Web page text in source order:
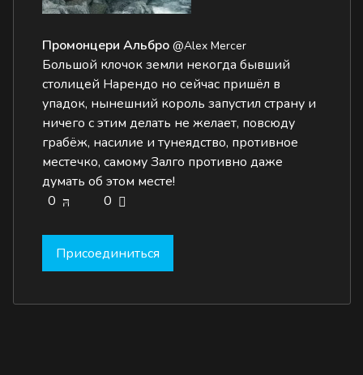
Промонцери Альбро @Alex Mercer
Большой клочок земли некогда бывший
столицей Нарендо но сейчас пришёл в
упадок, нынешний король запустил страну и
ничего с этим делать не желает, повсюду
грабёж, насилие и тунеядство, противное
местечко, самому Залго противно даже
думать об этом месте!
0
0
Присоединиться